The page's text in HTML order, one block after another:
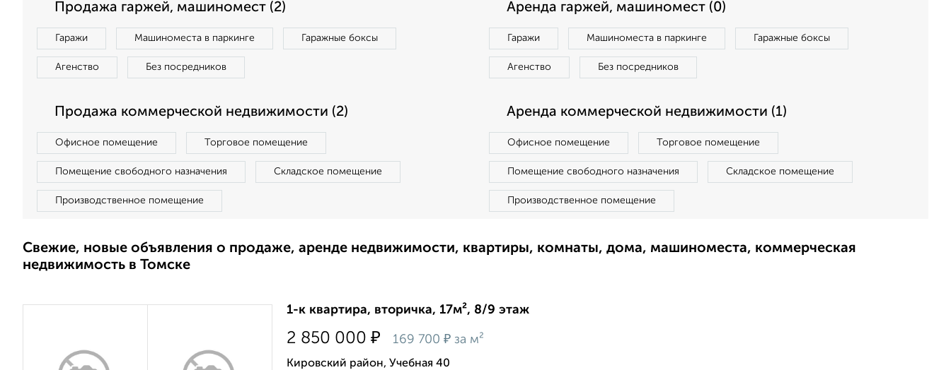
Продажа гаржей, машиномест (2)
Гаражи Машиноместа в паркинге Гаражные боксы
Агенство Без посредников
Аренда гаржей, машиномест (0)
Гаражи Машиноместа в паркинге Гаражные боксы
Агенство Без посредников
Продажа коммерческой недвижимости (2)
Офисное помещение Торговое помещение
Помещение свободного назначения Складское помещение
Производственное помещение
Аренда коммерческой недвижимости (1)
Офисное помещение Торговое помещение
Помещение свободного назначения Складское помещение
Производственное помещение
Свежие, новые объявления о продаже, аренде недвижимости, квартиры, комнаты, дома, машиноместа, коммерческая
недвижимость в Томске
1-к квартира, вторичка, 17м², 8/9 этаж
2 850 000 ₽ 169 700 ₽ за м²
Кировский район, Учебная 40